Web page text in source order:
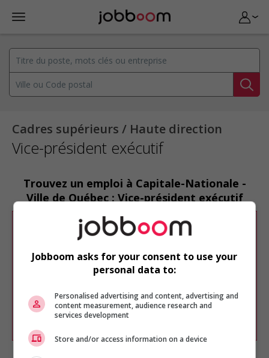
Cadres supérieurs / Haute direction
Vice-président exécutif
Trouvez un emploi à Capitale-Nationale -
Ville de Québec : Vice-président exécutif
Désolé, cette recherche n'a produit aucun
résultat.
Veuillez faire une nouvelle recherche.
Vous pouvez en tout temps utiliser nos
chercher un poste selon votre profil
d'intérêt en emploi en vousinscrivant
comme membre Jobboom.
Jobboom asks for your consent to use your
personal data to:
Personalised advertising and content, advertising and
content measurement, audience research and
services development
Store and/or access information on a device